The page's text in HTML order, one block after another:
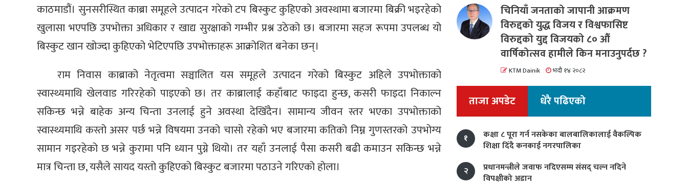
काठमाडौं। सुनसरीस्थित काब्रा समूहले उत्पादन गरेको टप बिस्कुट कुहिएको अवस्थामा बजारमा बिक्री भइरहेको
खुलासा भएपछि उपभोक्ता अधिकार र खाद्य सुरक्षाको गम्भीर प्रश्न उठेको छ। बजारमा सहज रूपमा उपलब्ध यो
बिस्कुट खान खोज्दा कुहिएको भेटिएपछि उपभोक्ताहरू आक्रोशित बनेका छन्।
राम निवास काब्राको नेतृत्वमा सञ्चालित यस समूहले उत्पादन गरेको बिस्कुट अहिले उपभोक्ताको
स्वास्थ्यमाथि खेलवाड गरिरहेको पाइएको छ। तर काब्रालाई कहाँबाट फाइदा हुन्छ, कसरी फाइदा निकाल्न
सकिन्छ भन्ने बाहेक अन्य चिन्ता उनलाई हुने अवस्था देखिँदैन। सामान्य जीवन स्तर भएका उपभोक्ताको
स्वास्थ्यमाथि कस्तो असर पर्छ भन्ने विषयमा उनको चासो रहेको भए बजारमा कतिको निम्न गुणस्तरको उपभोग्य
सामान गइरहेको छ भन्ने कुरामा पनि ध्यान पुग्ने थियो। तर यहाँ उनलाई पैसा कसरी बढी कमाउन सकिन्छ भन्ने
मात्र चिन्ता छ, यसैले सायद यस्तो कुहिएको बिस्कुट बजारमा पठाउने गरिएको होला।
चिनियाँ जनताको जापानी आक्रमण
विरुद्दको युद्ध विजय र विश्वफासिष्ट
विरुद्दको युद्द विजयको ८० औं
वार्षिकोत्सव हामीले किन मनाउनुपर्दछ ?
KTM Dainik भदौ १४ २०८२
ताजा अपडेट धेरै पढिएको
१
कक्षा ८ पूरा गर्न नसकेका बालबालिकालाई वैकल्पिक
शिक्षा दिँदै कनकाई नगरपालिका
२
प्रधानमन्त्रीले जवाफ नदिएसम्म संसद् चल्न नदिने
विपक्षीको अडान